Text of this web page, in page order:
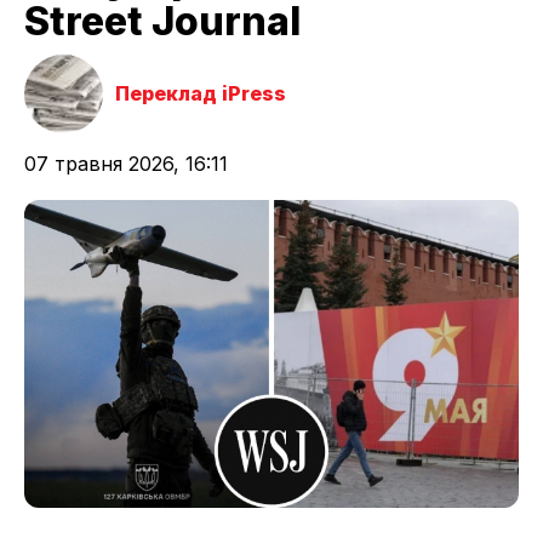
Street Journal
Переклад iPress
07 травня 2026, 16:11